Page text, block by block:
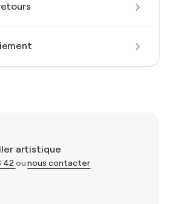
artistique
42 ounous contacter